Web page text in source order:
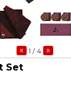
« 1 / 4 »
Set